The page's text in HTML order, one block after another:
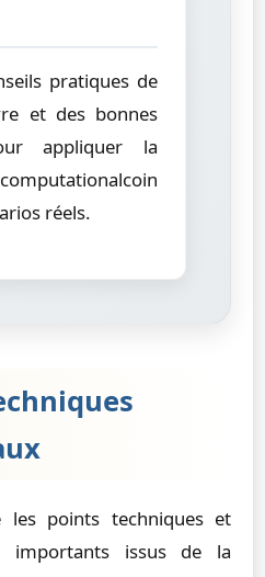
pratiques de
et des bonnes
appliquer la
réels.
les points techniques et
importants issus de la